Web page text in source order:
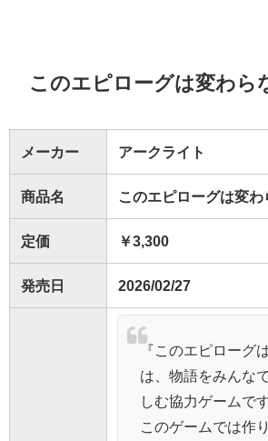
このエピローグは変わら
メーカー アークライト
商品名 このエピローグは変わ
定価 ￥3,300
発売日 2026/02/27
『このエピローグ
は、物語をみんな
しむ協力ゲームです
このゲームでは作